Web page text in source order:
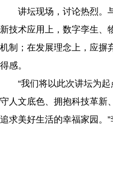
讲坛现场，讨论热烈。与
新技术应用上，数字孪生、
机制；在发展理念上，应摒
得感。
“我们将以此次讲坛为起
守人文底色、拥抱科技革新
追求美好生活的幸福家园。”